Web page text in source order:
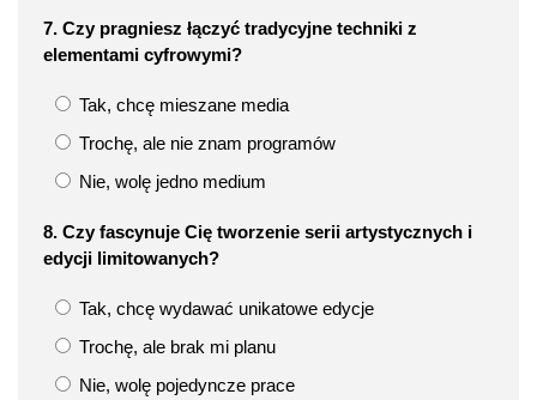
7. Czy pragniesz łączyć tradycyjne techniki z
elementami cyfrowymi?
Tak, chcę mieszane media
Trochę, ale nie znam programów
Nie, wolę jedno medium
8. Czy fascynuje Cię tworzenie serii artystycznych i
edycji limitowanych?
Tak, chcę wydawać unikatowe edycje
Trochę, ale brak mi planu
Nie, wolę pojedyncze prace